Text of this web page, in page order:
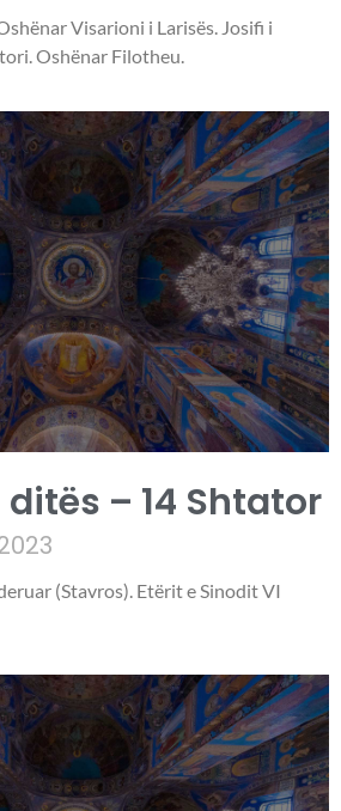
Visarioni i Larisës. Josifi i
Oshënar Filotheu.
– 14 Shtator
(Stavros). Etërit e Sinodit VI